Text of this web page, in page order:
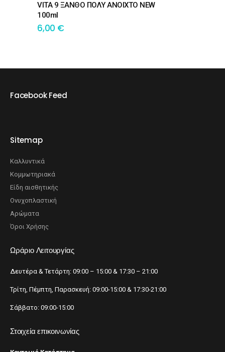
VITA 9 ΞΑΝΘΟ ΠΟΛΥ ΑΝΟΙΧΤΟ NEW
100ml
6,00 €
Facebook Feed
Sitemap
Καλλυντικά
Κομμωτηριακά
Είδη αισθητικής
Ονυχοπλαστική
Αρώματα
Όροι Χρήσης
Ωράριο Λειτουργίας
Δευτέρα & Τετάρτη: 09:00 – 15:00 & 17:30 – 21:00
Τρίτη, Πέμπτη, Παρασκευή: 09:00-15:00 & 17:30-21:00
Σάββατο: 09:00-15:00
Στοιχεία επικοινωνίας